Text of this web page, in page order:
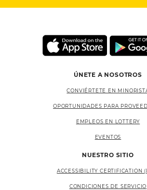
ÚNETE A NOSOTROS
CONVIÉRTETE EN
OPORTUNIDADES PARA
EMPLEOS EN LOTTERY
EVENTOS
NUESTRO SITIO
ACCESSIBILITY CERTIFICATION
CONDICIONES DE SERVICIO